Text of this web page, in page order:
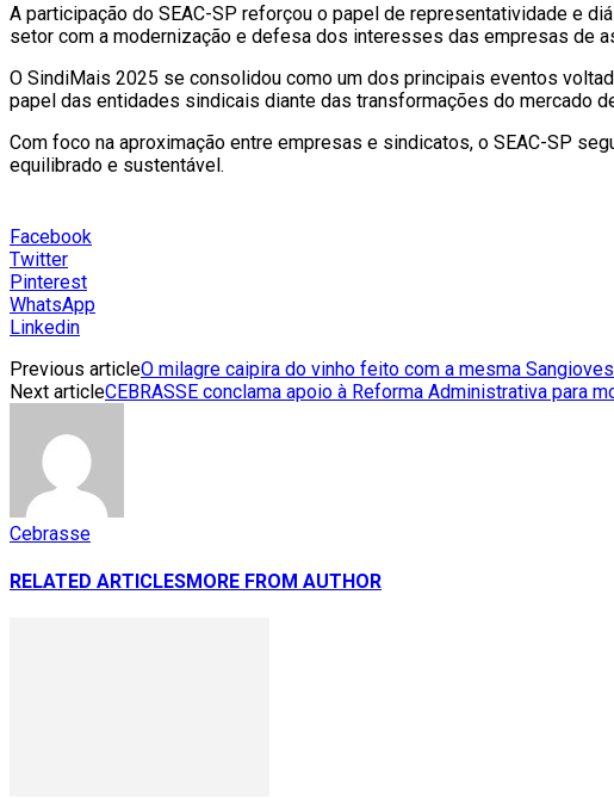
A participação do SEAC-SP reforçou o papel de representatividade e
setor com a modernização e defesa dos interesses das empresas de
O SindiMais 2025 se consolidou como um dos principais eventos
papel das entidades sindicais diante das transformações do mercado
Com foco na aproximação entre empresas e sindicatos, o SEAC-SP
equilibrado e sustentável.
Facebook
Twitter
Pinterest
WhatsApp
Linkedin
Previous articleO milagre caipira do vinho feito com a mesma
Next articleCEBRASSE conclama apoio à Reforma Administrativa para
Cebrasse
RELATED ARTICLESMORE FROM AUTHOR